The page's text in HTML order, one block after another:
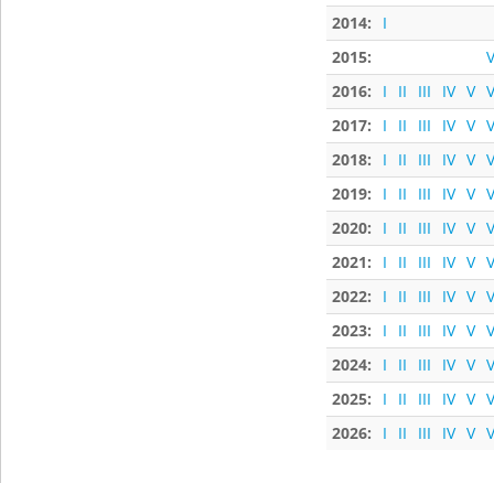
2014:
I
2015:
2016:
I II III IV V
2017:
I II III IV V
2018:
I II III IV V
2019:
I II III IV V
2020:
I II III IV V
2021:
I II III IV V
2022:
I II III IV V
2023:
I II III IV V
2024:
I II III IV V
2025:
I II III IV V
2026:
I II III IV V